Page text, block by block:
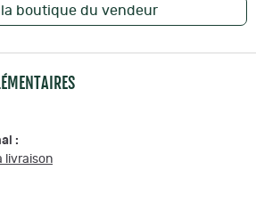
boutique du vendeur
:
livraison